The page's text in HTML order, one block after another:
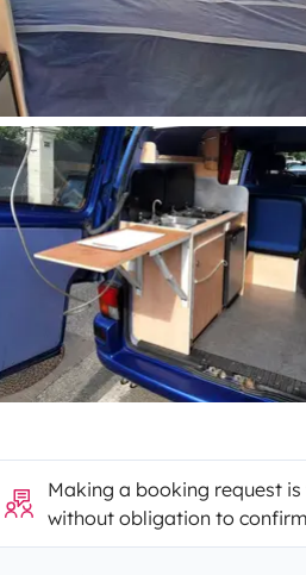
Making a booking request is
without obligation to